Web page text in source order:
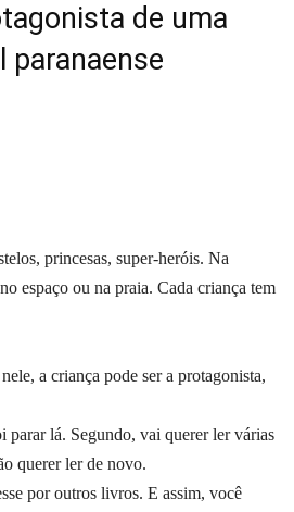
de uma
paranaense
princesas, super-heróis. Na
espaço ou na praia. Cada criança tem
a criança pode ser a protagonista,
parar lá. Segundo, vai querer ler várias
querer ler de novo.
por outros livros. E assim, você